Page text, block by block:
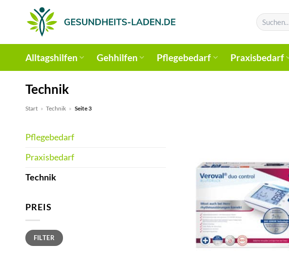
Suchen
nach:
Alltagshilfen Gehhilfen Pflegebedarf Praxisbedarf
Technik
Start » Technik » Seite 3
Pflegebedarf
Praxisbedarf
Technik
PREIS
Min.
Preis
Max.
PreisFILTER